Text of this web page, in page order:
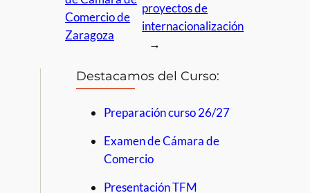
Comercio de
Zaragoza
proyectos de
internacionalización
→
Destacamos del Curso:
Preparación curso 26/27
Examen de Cámara de
Comercio
Presentación TFM